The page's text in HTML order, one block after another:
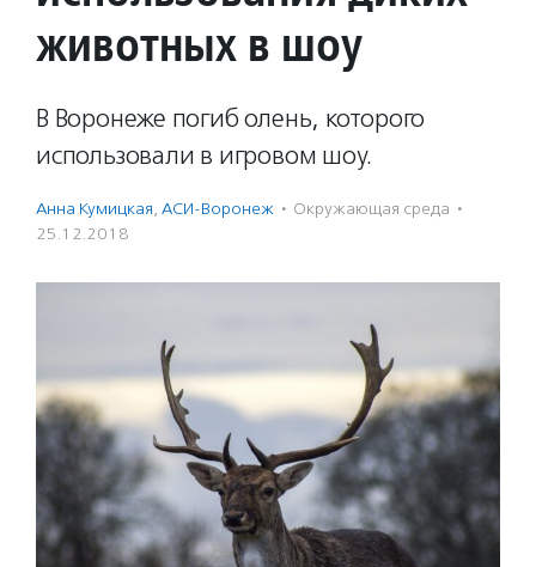
животных в шоу
В Воронеже погиб олень, которого
использовали в игровом шоу.
Анна Кумицкая, АСИ-Воронеж · Окружающая среда ·
25.12.2018